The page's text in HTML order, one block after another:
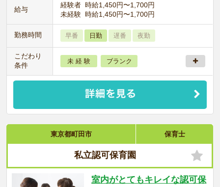
給与
経験者 時給1,450円〜1,700円
未経験 時給1,450円〜1,700円
勤務時間 早番 日勤 遅番 夜勤
こだわり
条件
未 経 験 ブランク
東京都町田市 保育士
私立認可保育園
室内がとてもキレイな認可保